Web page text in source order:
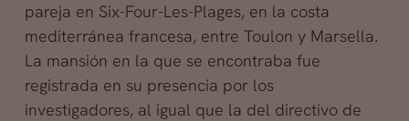
pareja en Six-Four-Les-Plages, en la costa
mediterránea francesa, entre Toulon y Marsella.
La mansión en la que se encontraba fue
registrada en su presencia por los
investigadores, al igual que la del directivo de